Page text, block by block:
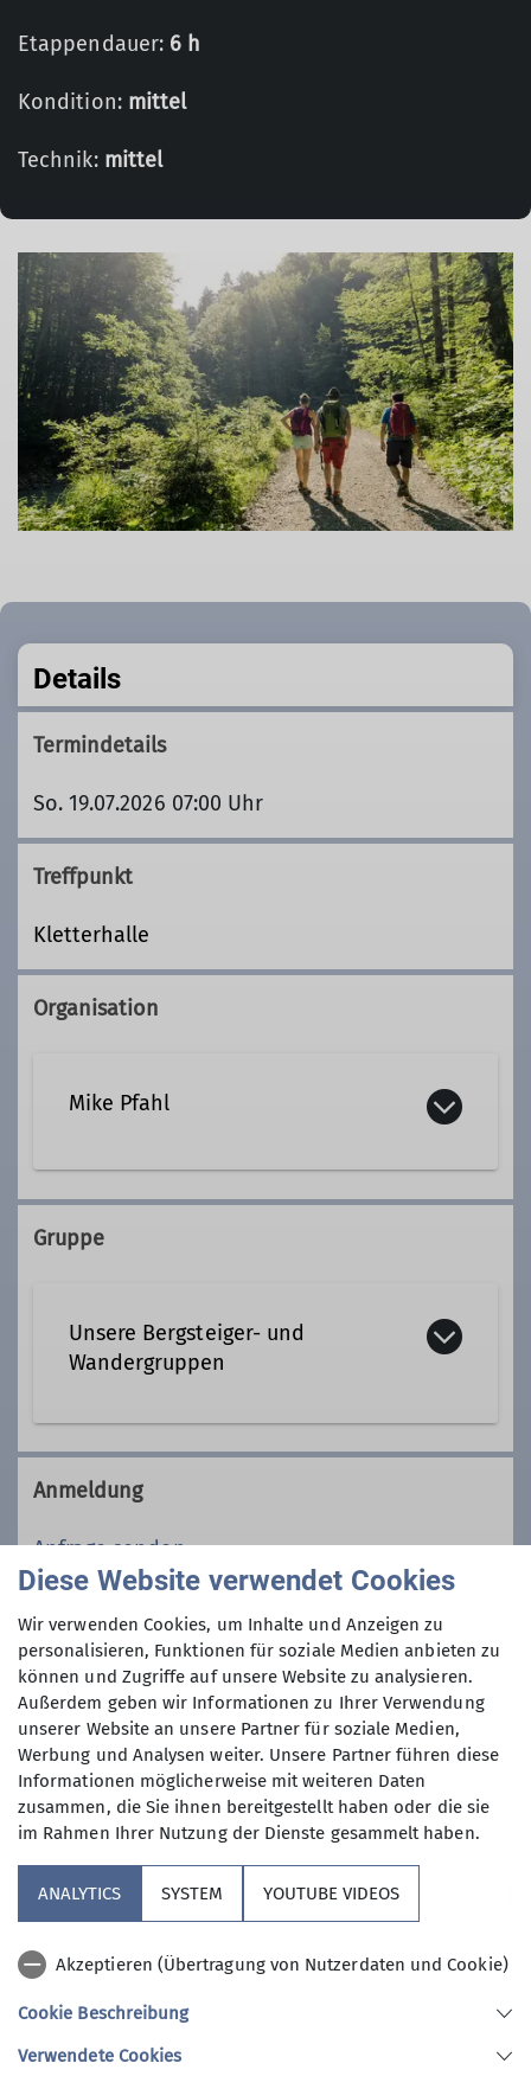
Etappendauer: 6 h
Kondition: mittel
Technik: mittel
Details
Termindetails
So. 19.07.2026 07:00 Uhr
Treffpunkt
Kletterhalle
Organisation
Mike Pfahl
+49 170 7442224
Qualifikationen
Ämter
Tourenleiter
Gruppe
Unsere Bergsteiger- und
Wandergruppen
Beim Bergwandern gilt: Je
anspruchsvoller und größer die
Unternehmung, desto wichtiger ist
das Wissen um Wetter, Orientierung,
Sicherheit und anderes mehr.
Wanderleitern schöne Touren.
Anmeldung
Anfrage senden
Maximale Teilnehmeranzahl
12
Aktuelles
Nützliches
Diese Website verwendet Cookies
Wir verwenden Cookies, um Inhalte und Anzeigen zu
personalisieren, Funktionen für soziale Medien anbieten zu
können und Zugriffe auf unsere Website zu analysieren.
Außerdem geben wir Informationen zu Ihrer Verwendung
unserer Website an unsere Partner für soziale Medien,
Werbung und Analysen weiter. Unsere Partner führen diese
Informationen möglicherweise mit weiteren Daten
zusammen, die Sie ihnen bereitgestellt haben oder die sie
im Rahmen Ihrer Nutzung der Dienste gesammelt haben.
ANALYTICS SYSTEM YOUTUBE VIDEOS
Akzeptieren (Übertragung von Nutzerdaten und Cookie)
Cookie Beschreibung
Verwendete Cookies